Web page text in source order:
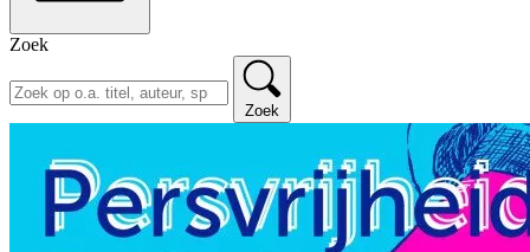
Zoek
Zoek